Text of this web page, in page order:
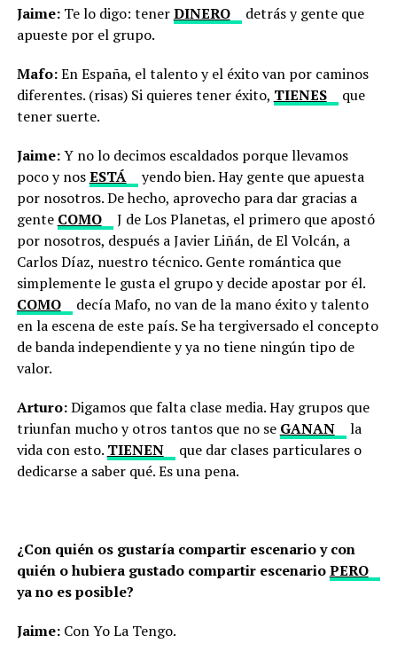
Jaime:Te lo digo: tenerDINERO
detrás y gente que
apueste por el grupo.
Mafo:En España, el talento y el éxito van por caminos
diferentes. (risas) Si quieres tener éxito, TIENES
que
tener suerte.
Jaime:Y no lo decimos escaldados porque llevamos
poco y nosESTÁ
yendo bien. Hay gente que apuesta
por nosotros. De hecho, aprovecho para dar gracias a
gente COMO
J de Los Planetas, el primero que apostó
por nosotros, después a Javier Liñán, de El Volcán, a
Carlos Díaz, nuestro técnico. Gente romántica que
simplemente le gusta el grupo y decide apostar por él.
COMO
decía Mafo, no van de la mano éxito y talento
en la escena de este país. Se ha tergiversado el concepto
de banda independiente y ya no tiene ningún tipo de
valor.
Arturo:Digamos que falta clase media. Hay grupos que
triunfan mucho y otros tantos que no se GANAN
la
vida con esto. TIENEN
que dar clases particulares o
dedicarse a saber qué. Es una pena.
¿Con quién os gustaría compartir escenario y con
quién o hubiera gustado compartir escenarioPERO
ya no es posible?
Jaime:Con Yo La Tengo.